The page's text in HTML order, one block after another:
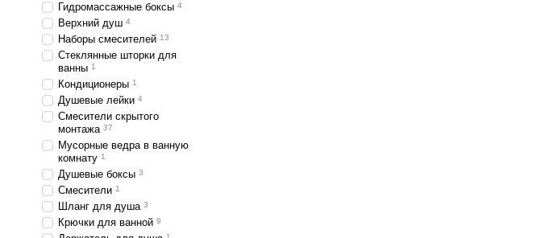
Гидромассажные боксы 4
Верхний душ 4
Наборы смесителей 13
Стеклянные шторки для
ванны 1
Кондиционеры 1
Душевые лейки 4
Смесители скрытого
монтажа 37
Мусорные ведра в ванную
комнату 1
Душевые боксы 3
Смесители 1
Шланг для душа 3
Крючки для ванной 9